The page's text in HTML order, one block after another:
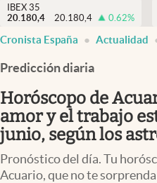
Criptomonedas
España
NOTICIAS
FINANZAS
EURO
IBEX 35
20.180,4
20.180,4 0.62%
Cronista España Actualidad
Predicción diaria
Horóscopo de
amor y el trabajo
junio, según los
Pronóstico del día. Tu
Acuario, que no te